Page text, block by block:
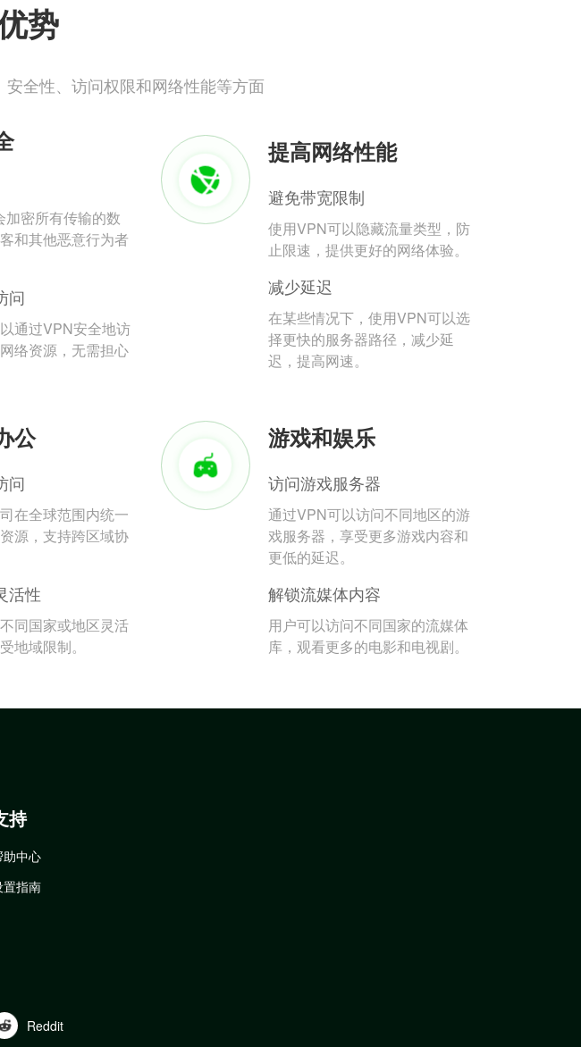
势
全性、访问权限和网络性能等方面
密所有传输的数
和其他恶意行为者
问
通过VPN安全地访
络资源，无需担心
提高网络性能
避免带宽限制
使用VPN可以隐藏流量类型，防
止限速，提供更好的网络体验。
减少延迟
在某些情况下，使用VPN可以选
择更快的服务器路径，减少延
迟，提高网速。
公
问
在全球范围内统一
源，支持跨区域协
活性
同国家或地区灵活
地域限制。
游戏和娱乐
访问游戏服务器
通过VPN可以访问不同地区的游
戏服务器，享受更多游戏内容和
更低的延迟。
解锁流媒体内容
用户可以访问不同国家的流媒体
库，观看更多的电影和电视剧。
持
助中心
置指南
Reddit